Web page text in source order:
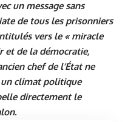
un message sans
de tous les prisonniers
vers le « miracle
et de la démocratie,
chef de l’État ne
un climat politique
directement le